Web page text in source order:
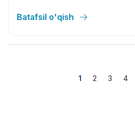
Batafsil o'qish
1 2 3 4